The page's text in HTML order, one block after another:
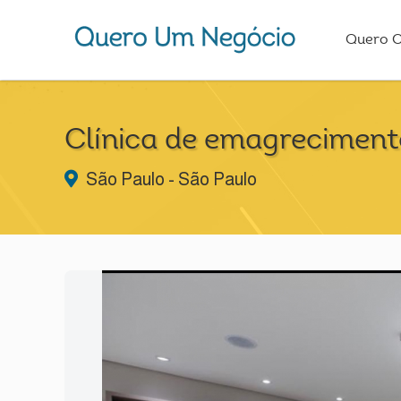
Quero
Clínica de
São Paulo - São Paulo